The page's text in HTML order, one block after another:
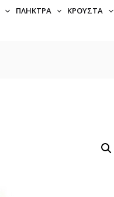
ΠΛΉΚΤΡΑ ΚΡΟΥΣΤΆ